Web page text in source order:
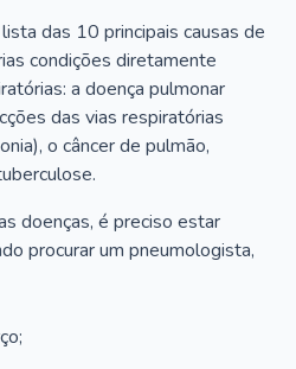
das 10 principais causas de
condições diretamente
a doença pulmonar
das vias respiratórias
o câncer de pulmão,
doenças, é preciso estar
procurar um pneumologista,